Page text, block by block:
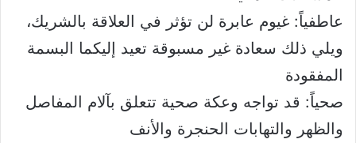
عاطفياً: غيوم عابرة لن تؤثر في العلاقة بالشريك،
ويلي ذلك سعادة غير مسبوقة تعيد إليكما البسمة
المفقودة
صحياً: قد تواجه وعكة صحية تتعلق بآلام المفاصل
والظهر والتهابات الحنجرة والأنف